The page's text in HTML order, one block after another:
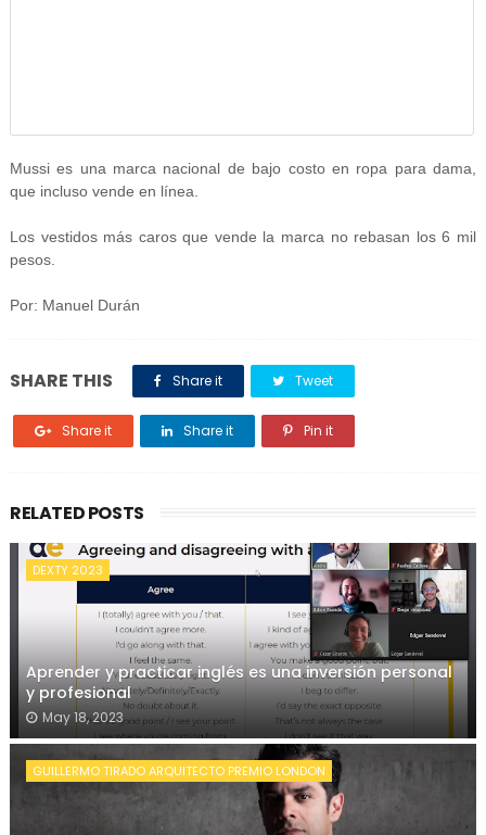
Mussi es una marca nacional de bajo costo en ropa para dama,
que incluso vende en línea.
Los vestidos más caros que vende la marca no rebasan los 6 mil
pesos.
Por: Manuel Durán
SHARE THIS Share it Tweet
Share it Share it Pin it
RELATED POSTS
DEXTY 2023
Aprender y practicar inglés es una inversión personal
y profesional
May 18, 2023
GUILLERMO TIRADO ARQUITECTO PREMIO LONDON